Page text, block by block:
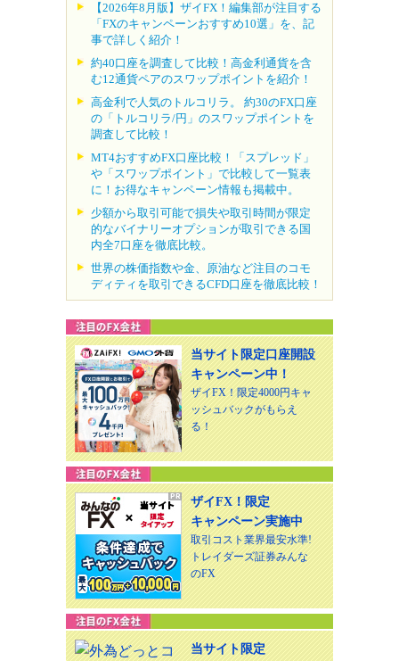
【2026年8月版】ザイFX！編集部が注目する
「FXのキャンペーンおすすめ10選」を、記
事で詳しく紹介！
約40口座を調査して比較！高金利通貨を含
む12通貨ペアのスワップポイントを紹介！
高金利で人気のトルコリラ。 約30のFX口座
の「トルコリラ/円」のスワップポイントを
調査して比較！
MT4おすすめFX口座比較！「スプレッド」
や「スワップポイント」で比較して一覧表
に！お得なキャンペーン情報も掲載中。
少額から取引可能で損失や取引時間が限定
的なバイナリーオプションが取引できる国
内全7口座を徹底比較。
世界の株価指数や金、原油など注目のコモ
ディティを取引できるCFD口座を徹底比較！
当サイト限定口座開設
キャンペーン中！
ザイFX！限定4000円キャ
ッシュバックがもらえ
る！
ザイFX！限定
キャンペーン実施中
取引コスト業界最安水準!
トレイダーズ証券みんな
のFX
当サイト限定